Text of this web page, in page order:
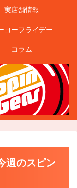
実店舗情報
ヨーフライデー
コラム
週のスピン